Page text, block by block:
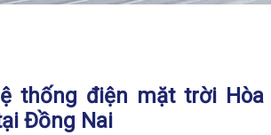
thống điện mặt trời Hòa
Đồng Nai